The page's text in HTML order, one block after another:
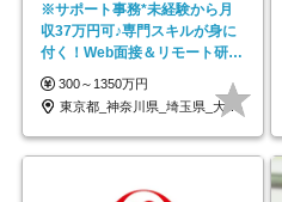
※サポート事務*未経験から月
収37万円可♪専門スキルが身に
付く！Web面接＆リモート研修
も充実♪/a
300～1350万円
東京都_神奈川県_埼玉県_大阪府_愛知県…